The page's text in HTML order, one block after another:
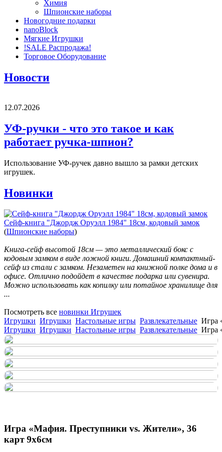
Химия
Шпионские наборы
Новогодние подарки
nanoBlock
Мягкие Игрушки
!SALE Распродажа!
Торговое Оборудование
Новости
12.07.2026
УФ-ручки - что это такое и как
работает ручка-шпион?
Использование УФ-ручек давно вышло за рамки детских
игрушек.
Новинки
Сейф-книга "Джордж Оруэлл 1984" 18см, кодовый замок
(Шпионские наборы)
Книга-сейф высотой 18см — это металлический бокс с
кодовым замком в виде ложной книги. Домашний компактный-
сейф из стали с замком. Незаметен на книжной полке дома и в
офисе. Отлично подойдет в качестве подарка или сувенира.
Можно использовать как копилку или потайное хранилище для
...
Посмотреть все новинки Игрушек
Игрушки Игрушки Настольные игры Развлекательные Игра
Игрушки Игрушки Настольные игры Развлекательные Игра
Игра «Мафия. Преступники vs. Жители», 36
карт 9х6см